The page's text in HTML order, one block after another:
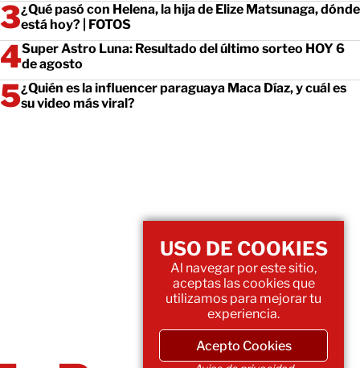
¿Qué pasó con Helena, la hija de Elize Matsunaga, dónde
está hoy? | FOTOS
Super Astro Luna: Resultado del último sorteo HOY 6
de agosto
¿Quién es la influencer paraguaya Maca Díaz, y cuál es
su video más viral?
USO DE COOKIES
Al navegar por este sitio,
aceptas las cookies que
utilizamos para mejorar tu
experiencia.
Acepto Cookies